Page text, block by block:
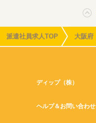
派遣社員求人TOP 大阪府
ディップ（株）
ヘルプ＆お問い合わせ